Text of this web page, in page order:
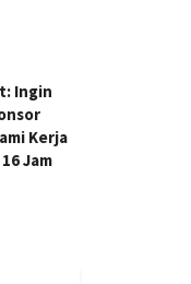
Ingin
Kerja
Jam